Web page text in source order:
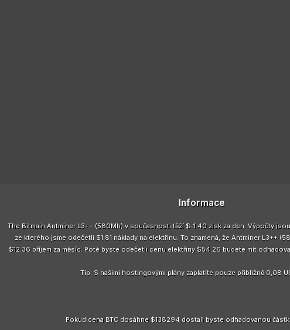
Informace
The Bitmain Antminer L3++ (580Mh) v současnosti těží $-1.40 zisk za den. Výpočty
ze kterého jsme odečetli $1.81 náklady na elektřinu. To znamená, že Antminer L3++
$12.36 příjem za měsíc. Poté byste odečetli cenu elektřiny $54.26 budete mít
Tip: S našimi hostingovými plány zaplatíte pouze přibližně 0,08
Pokud cena BTC dosáhne $138294 dostali byste odhadovanou